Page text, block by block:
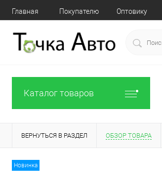
Главная Покупателю Оптовику
Каталог товаров
ВЕРНУТЬСЯ В РАЗДЕЛ ОБЗОР ТОВАРА
Новинка